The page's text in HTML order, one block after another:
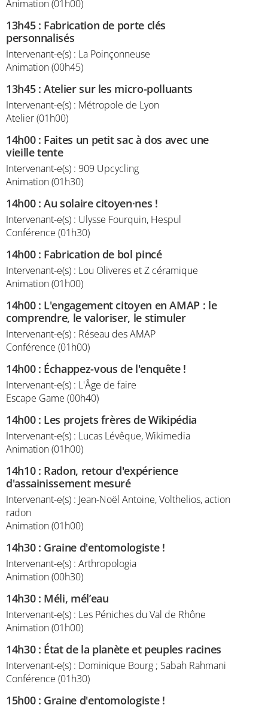
Animation (01h00)
13h45: Fabrication de porte clés
personnalisés
Intervenant-e(s) : La Poinçonneuse
Animation (00h45)
13h45:Atelier sur les micro-polluants
Intervenant-e(s) : Métropole de Lyon
Atelier (01h00)
14h00: Faites un petit sac à dos avec une
vieille tente
Intervenant-e(s) : 909 Upcycling
Animation (01h30)
14h00:Au solaire citoyen·nes !
Intervenant-e(s) : Ulysse Fourquin, Hespul
Conférence (01h30)
14h00: Fabrication de bol pincé
Intervenant-e(s) : Lou Oliveres et Z céramique
Animation (01h00)
14h00: L'engagement citoyen en AMAP : le
comprendre, le valoriser, le stimuler
Intervenant-e(s) : Réseau des AMAP
Conférence (01h00)
14h00: Échappez-vous de l'enquête !
Intervenant-e(s) : L'Âge de faire
Escape Game (00h40)
14h00: Les projets frères de Wikipédia
Intervenant-e(s) : Lucas Lévêque, Wikimedia
Animation (01h00)
14h10: Radon, retour d'expérience
d'assainissement mesuré
Intervenant-e(s) : Jean-Noël Antoine, Volthelios, action
radon
Animation (01h00)
14h30: Graine d'entomologiste !
Intervenant-e(s) : Arthropologia
Animation (00h30)
14h30: Méli, mél’eau
Intervenant-e(s) : Les Péniches du Val de Rhône
Animation (01h00)
14h30: État de la planète et peuples racines
Intervenant-e(s) : Dominique Bourg ; Sabah Rahmani
Conférence (01h30)
15h00: Graine d'entomologiste !